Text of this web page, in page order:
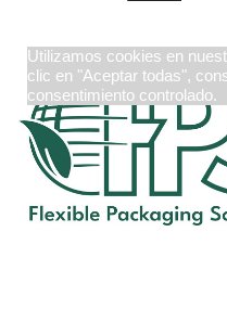
Utilizamos cookies en
clic en "Aceptar todas",
consentimiento controlado.